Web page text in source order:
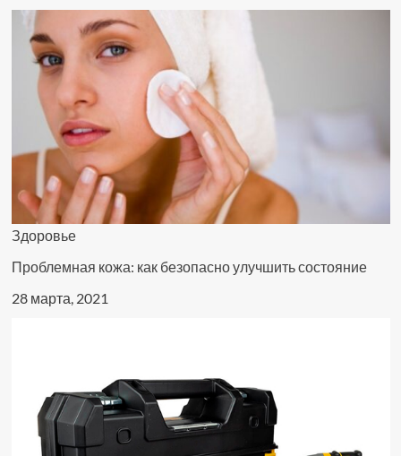
Здоровье
Проблемная кожа: как безопасно улучшить состояние
28 марта, 2021